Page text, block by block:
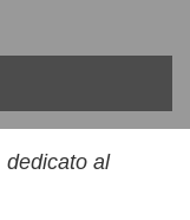
dedicato al